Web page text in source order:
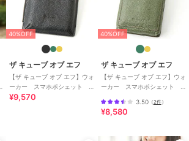
40%OFF
ザ キューブ オブ エフ
【ザ キューブ オブ エフ】ウォ
ーカー スマホポシェット L
字ファスナータイプ
¥9,570
40%OFF
ザ キューブ オブ エフ
【ザ キューブ オブ エフ】ウォ
ーカー スマホポシェット
3.50（2件）
¥8,580